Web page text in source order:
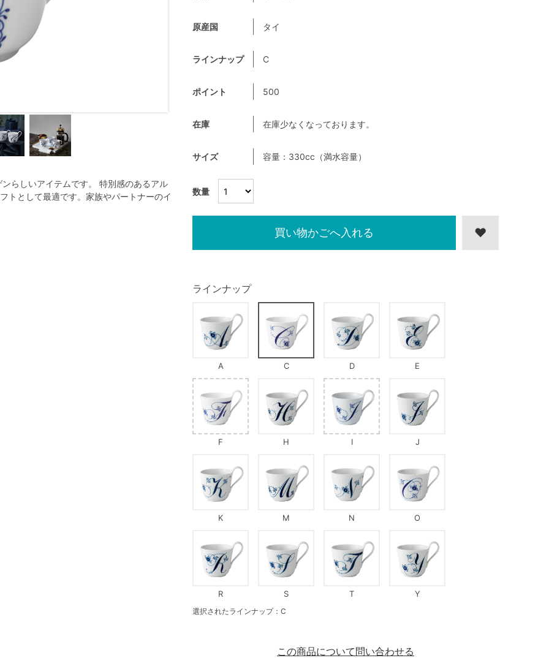
らしいアイテムです。 特別感のあるアル
トとして最適です。家族やパートナーのイ
数量
原産国 タイ
ラインナップ C
ポイント 500
在庫 在庫少なくなっております。
サイズ 容量：330cc（満水容量）
ラインナップ
A C D E
F H I J
K M N O
R S T Y
選択されたラインナップ：C
買い物かごへ入れる
この商品について問い合わせる